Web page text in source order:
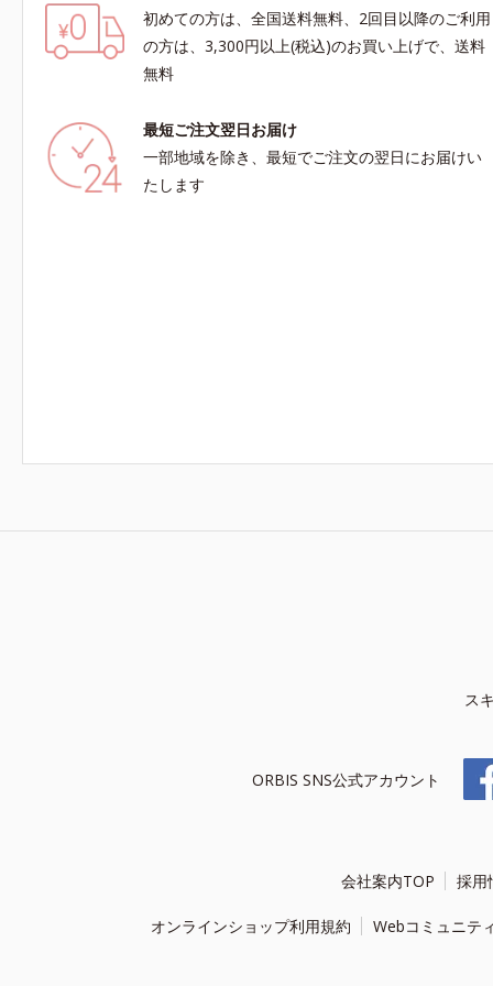
初めての方は、全国送料無料、2回目以降のご利用
の方は、3,300円以上(税込)のお買い上げで、送料
無料
最短ご注文翌日お届け
一部地域を除き、最短でご注文の翌日にお届けい
たします
ス
ORBIS SNS公式アカウント
会社案内TOP 採用
オンラインショップ利用規約 Webコミュニテ